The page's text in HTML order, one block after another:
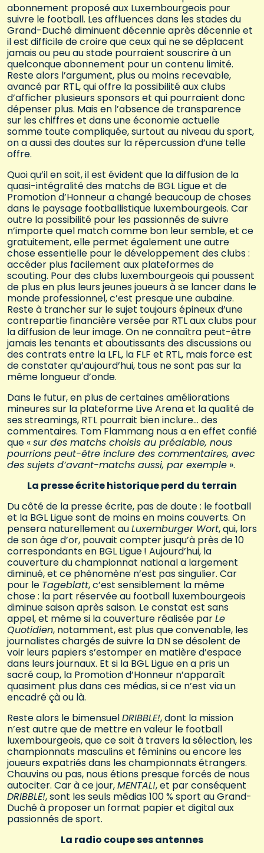
abonnement proposé aux Luxembourgeois pour
suivre le football. Les affluences dans les stades du
Grand-Duché diminuent décennie après décennie et
il est difficile de croire que ceux qui ne se déplacent
jamais ou peu au stade pourraient souscrire à un
quelconque abonnement pour un contenu limité.
Reste alors l’argument, plus ou moins recevable,
avancé par RTL, qui offre la possibilité aux clubs
d’afficher plusieurs sponsors et qui pourraient donc
dépenser plus. Mais en l’absence de transparence
sur les chiffres et dans une économie actuelle
somme toute compliquée, surtout au niveau du sport,
on a aussi des doutes sur la répercussion d’une telle
offre.
Quoi qu’il en soit, il est évident que la diffusion de la
quasi-intégralité des matchs de BGL Ligue et de
Promotion d’Honneur a changé beaucoup de choses
dans le paysage footballistique luxembourgeois. Car
outre la possibilité pour les passionnés de suivre
n’importe quel match comme bon leur semble, et ce
gratuitement, elle permet également une autre
chose essentielle pour le développement des clubs :
accéder plus facilement aux plateformes de
scouting. Pour des clubs luxembourgeois qui poussent
de plus en plus leurs jeunes joueurs à se lancer dans le
monde professionnel, c’est presque une aubaine.
Reste à trancher sur le sujet toujours épineux d’une
contrepartie financière versée par RTL aux clubs pour
la diffusion de leur image. On ne connaîtra peut-être
jamais les tenants et aboutissants des discussions ou
des contrats entre la LFL, la FLF et RTL, mais force est
de constater qu’aujourd’hui, tous ne sont pas sur la
même longueur d’onde.
Dans le futur, en plus de certaines améliorations
mineures sur la plateforme Live Arena et la qualité de
ses streamings, RTL pourrait bien inclure… des
commentaires. Tom Flammang nous a en effet confié
que «sur des matchs choisis au préalable, nous
pourrions peut-être inclure des commentaires, avec
des sujets d’avant-matchs aussi, par exemple ».
La presse écrite historique perd du terrain
Du côté de la presse écrite, pas de doute : le football
et la BGL Ligue sont de moins en moins couverts. On
pensera naturellement auLuxemburger Wort, qui, lors
de son âge d’or, pouvait compter jusqu’à près de 10
correspondants en BGL Ligue ! Aujourd’hui, la
couverture du championnat national a largement
diminué, et ce phénomène n’est pas singulier. Car
pour le Tageblatt, c’est sensiblement la même
chose : la part réservée au football luxembourgeois
diminue saison après saison. Le constat est sans
appel, et même si la couverture réalisée parLe
Quotidien, notamment, est plus que convenable, les
journalistes chargés de suivre la DN se désolent de
voir leurs papiers s’estomper en matière d’espace
dans leurs journaux. Et si la BGL Ligue en a pris un
sacré coup, la Promotion d’Honneur n’apparaît
quasiment plus dans ces médias, si ce n’est via un
encadré çà ou là.
Reste alors le bimensuelDRIBBLE!, dont la mission
n’est autre que de mettre en valeur le football
luxembourgeois, que ce soit à travers la sélection, les
championnats masculins et féminins ou encore les
joueurs expatriés dans les championnats étrangers.
Chauvins ou pas, nous étions presque forcés de nous
autociter. Car à ce jour,MENTAL!, et par conséquent
DRIBBLE!, sont les seuls médias 100 % sport au Grand-
Duché à proposer un format papier et digital aux
passionnés de sport.
La radio coupe ses antennes